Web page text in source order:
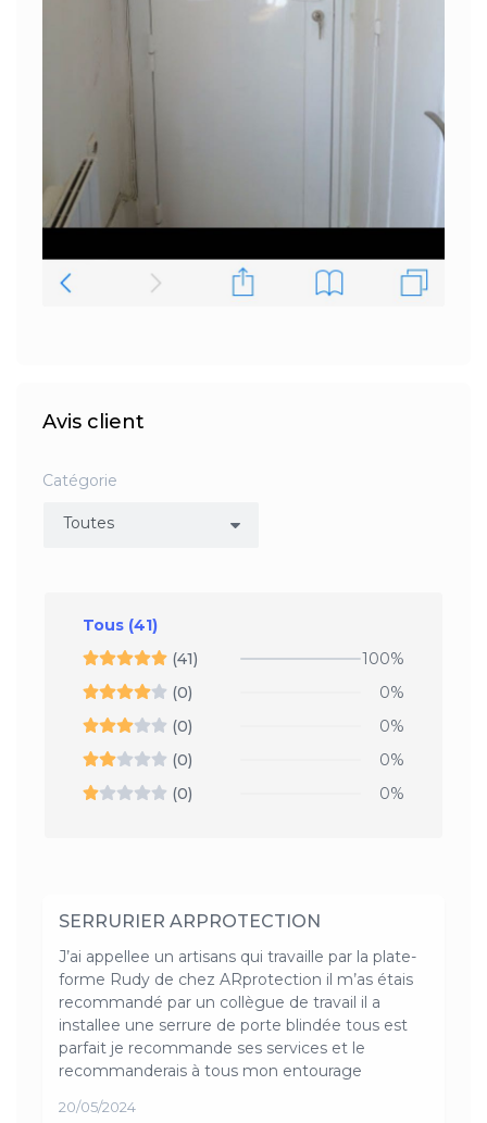
Avis client
Catégorie
Tous (41)
(41)
100%
(0)
0%
(0)
0%
(0)
0%
(0)
0%
SERRURIER ARPROTECTION
J’ai appellee un artisans qui travaille par la plate-
forme Rudy de chez ARprotection il m’as étais
recommandé par un collègue de travail il a
installee une serrure de porte blindée tous est
parfait je recommande ses services et le
recommanderais à tous mon entourage
20/05/2024